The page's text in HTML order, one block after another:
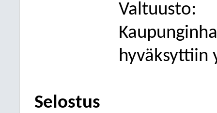
Valtuusto:
hyväksyttiin
Selostus